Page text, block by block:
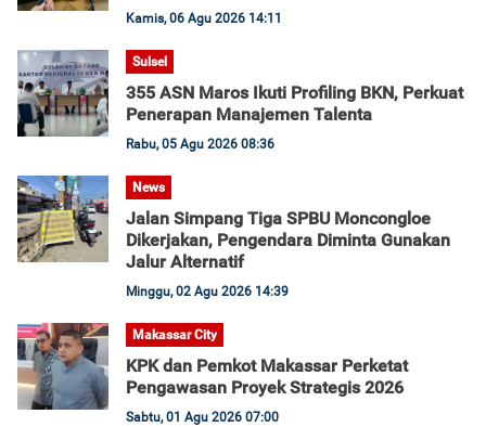
Kamis, 06 Agu 2026 14:11
Sulsel
355 ASN Maros Ikuti Profiling BKN, Perkuat
Penerapan Manajemen Talenta
Rabu, 05 Agu 2026 08:36
News
Jalan Simpang Tiga SPBU Moncongloe
Dikerjakan, Pengendara Diminta Gunakan
Jalur Alternatif
Minggu, 02 Agu 2026 14:39
Makassar City
KPK dan Pemkot Makassar Perketat
Pengawasan Proyek Strategis 2026
Sabtu, 01 Agu 2026 07:00